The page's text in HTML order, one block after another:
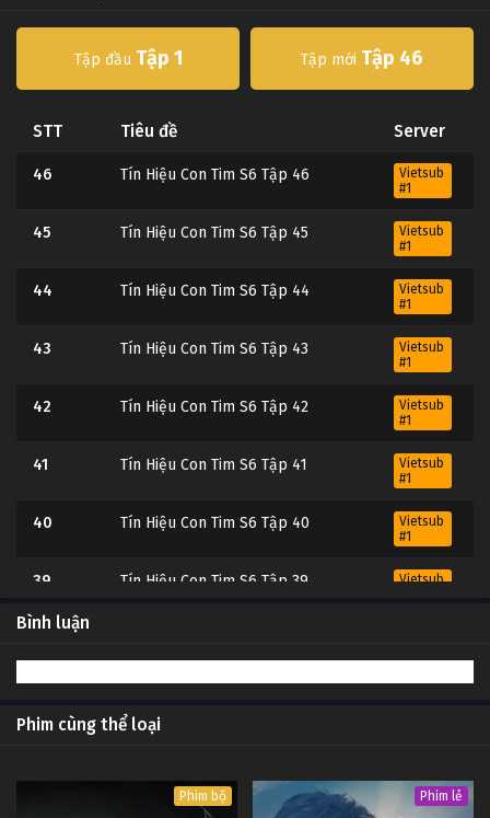
Tập đầu Tập 1 Tập mới Tập 46
STT Tiêu đề Server
46 Tín Hiệu Con Tim S6 Tập 46
Vietsub
#1
45 Tín Hiệu Con Tim S6 Tập 45
Vietsub
#1
44 Tín Hiệu Con Tim S6 Tập 44
Vietsub
#1
43 Tín Hiệu Con Tim S6 Tập 43
Vietsub
#1
42 Tín Hiệu Con Tim S6 Tập 42
Vietsub
#1
41 Tín Hiệu Con Tim S6 Tập 41
Vietsub
#1
40 Tín Hiệu Con Tim S6 Tập 40
Vietsub
#1
39 Tín Hiệu Con Tim S6 Tập 39
Vietsub
38 Tín Hiệu Con Tim S6 Tập 38
Tín Hiệu Con Tim S6 Tập 35
Vietsub
Bình luận
Phim cùng thể loại
Phim bộ Phim lẻ